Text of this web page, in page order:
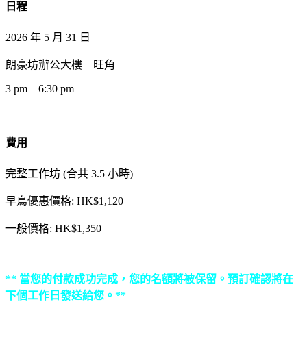
日程
2026 年 5 月 31 日
朗豪坊辦公大樓 – 旺角
3 pm – 6:30 pm
費用
完整工作坊 (合共 3.5 小時)
早鳥優惠價格: HK$1,120
一般價格: HK$1,350
** 當您的付款成功完成，您的名額將被保留。預訂確認將在
下個工作日發送給您。**